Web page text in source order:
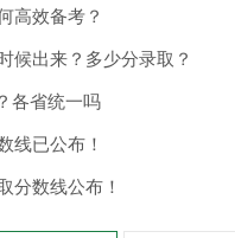
高效备考？
候出来？多少分录取？
各省统一吗
线已公布！
分数线公布！